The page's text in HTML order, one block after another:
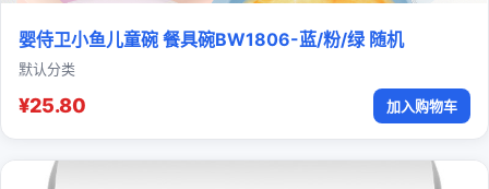
婴侍卫小鱼儿童碗 餐具碗BW1806-蓝/粉/绿 随机
默认分类
¥25.80 加入购物车